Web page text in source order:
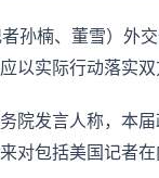
孙楠、董雪）外
以实际行动落实
院发言人称，本
对包括美国记者